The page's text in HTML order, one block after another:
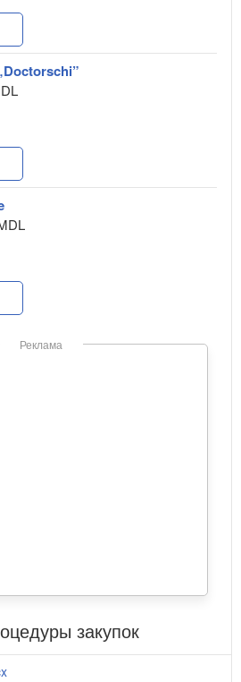
Реклама
закупок